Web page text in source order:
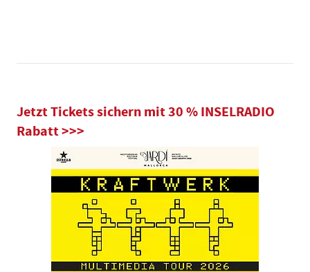
Jetzt Tickets sichern mit 30 % INSELRADIO
Rabatt >>>